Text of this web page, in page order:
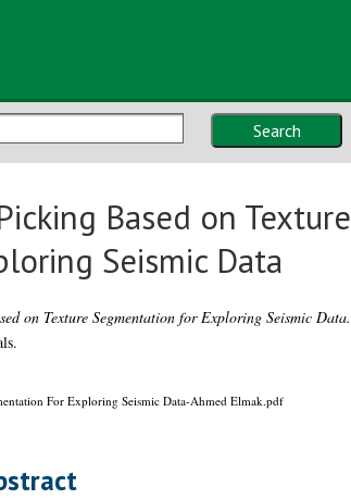
Search
Based on Texture
Seismic Data
on Texture Segmentation for Exploring Seismic Data.
For Exploring Seismic Data-Ahmed Elmak.pdf